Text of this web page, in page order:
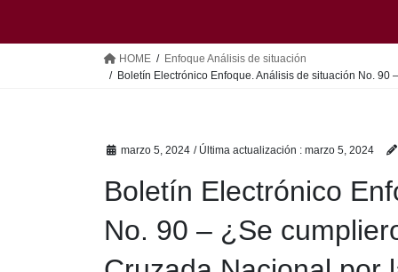
HOME
Enfoque Análisis de situación
Boletín Electrónico Enfoque. Análisis de situación No.
marzo 5, 2024 / Última actualización : marzo 5, 2024
Boletín Electrónico
No. 90 – ¿Se